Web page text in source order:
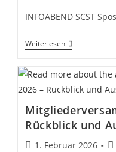
INFOABEND SCST
WeiterlesenInfoabend
Zum
Rückblick und
Beitrag
1. Februar 2026